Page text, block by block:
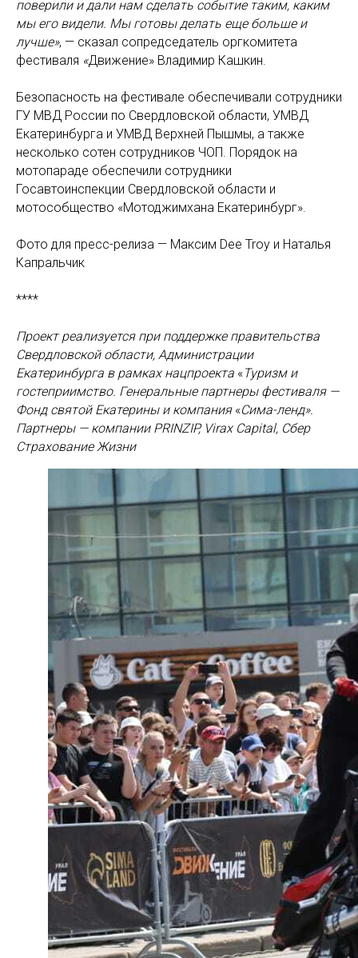
поверили и дали нам сделать событие таким, каким
мы его видели. Мы готовы делать еще больше и
лучше», — сказал сопредседатель оргкомитета
фестиваля «Движение» Владимир Кашкин.
Безопасность на фестивале обеспечивали сотрудники
ГУ МВД России по Свердловской области, УМВД
Екатеринбурга и УМВД Верхней Пышмы, а также
несколько сотен сотрудников ЧОП. Порядок на
мотопараде обеспечили сотрудники
Госавтоинспекции Свердловской области и
мотособщество «Мотоджимхана Екатеринбург».
Фото для пресс-релиза — Максим Dee Troy и Наталья
Капральчик
****
Проект реализуется при поддержке правительства
Свердловской области, Администрации
Екатеринбурга в рамках нацпроекта «Туризм и
гостеприимство. Генеральные партнеры фестиваля —
Фонд святой Екатерины и компания «Сима-ленд».
Партнеры — компании PRINZIP, Virax Capital, Сбер
Страхование Жизни